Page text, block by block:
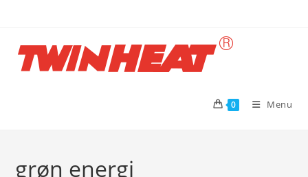
content
0 Menu
grøn energi